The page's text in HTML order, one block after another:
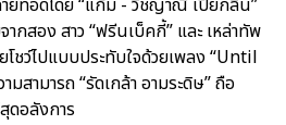
ายทอดโดย “แก้ม - วิชญาณี เปียกลิ่น”
ากสอง สาว “ฟรีนเบ็คกี้” และ เหล่าทัพ
ชว์ไปแบบประทับใจด้วยเพลง “Until
สามารถ “รัดเกล้า อามระดิษ” ถือ
อลังการ